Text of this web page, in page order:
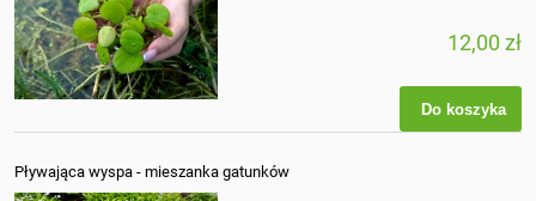
12,00 zł
Do koszyka
Pływająca wyspa - mieszanka gatunków